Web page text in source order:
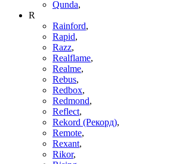
Qunda,
R
Rainford,
Rapid,
Razz,
Realflame,
Realme,
Rebus,
Redbox,
Redmond,
Reflect,
Rekord (Рекорд),
Remote,
Rexant,
Rikor,